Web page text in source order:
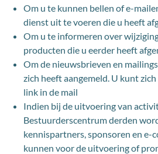
Om u te kunnen bellen of e-
dienst uit te voeren die u heeft
Om u te informeren over
producten die u eerder heeft
Om de nieuwsbrieven en
zich heeft aangemeld. U kunt
link in de mail
Indien bij de uitvoering van
Bestuurderscentrum derden
kennispartners, sponsoren en e-
kunnen voor de uitvoering of